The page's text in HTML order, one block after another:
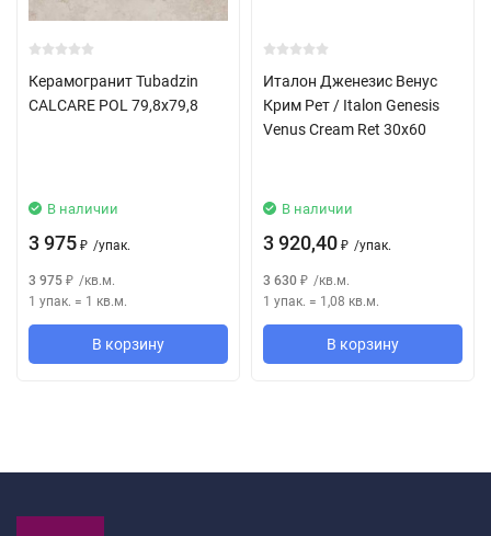
Керамогранит Tubadzin
CALCARE POL 79,8x79,8
В наличии
3 975 ₽ /упак.
3 975 ₽ /кв.м.
1 упак. = 1 кв.м.
В корзину
Италон Дженезис Венус
Крим Рет / Italon Genesis
Venus Cream Ret 30x60
В наличии
3 920,40 ₽ /упак.
3 630 ₽ /кв.м.
1 упак. = 1,08 кв.м.
В корзину